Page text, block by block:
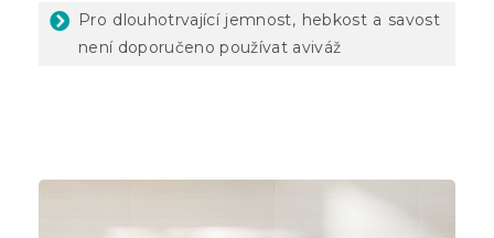
Pro dlouhotrvající jemnost, hebkost a savost
není doporučeno používat aviváž